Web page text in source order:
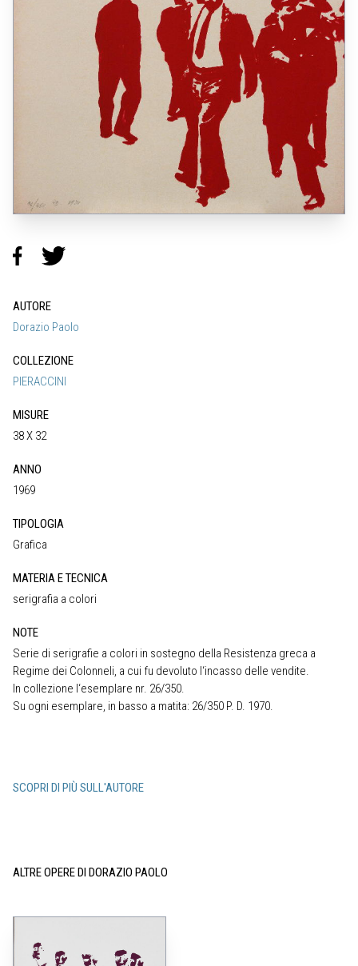
AUTORE
Dorazio Paolo
COLLEZIONE
PIERACCINI
MISURE
38 X 32
ANNO
1969
TIPOLOGIA
Grafica
MATERIA E TECNICA
serigrafia a colori
NOTE
Serie di serigrafie a colori in sostegno della Resistenza greca a
Regime dei Colonneli, a cui fu devoluto l‘incasso delle vendite.
In collezione l‘esemplare nr. 26/350.
Su ogni esemplare, in basso a matita: 26/350 P. D. 1970.
SCOPRI DI PIÙ SULL'AUTORE
ALTRE OPERE DI DORAZIO PAOLO